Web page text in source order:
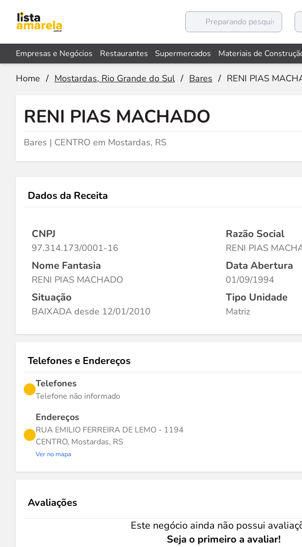
Empresas e Negócios Restaurantes Supermercados Materiais de
Home / Mostardas, Rio Grande do Sul / Bares / RENI PIAS
RENI PIAS MACHADO
Bares | CENTRO em Mostardas, RS
Dados da Receita
CNPJ
97.314.173/0001-16
Razão Social
RENI PIAS
Nome Fantasia
RENI PIAS MACHADO
Data Abertura
01/09/1994
Situação
BAIXADA desde 12/01/2010
Tipo Unidade
Matriz
Telefones e Endereços
Telefones
Telefone não informado
Endereços
RUA EMILIO FERREIRA DE LEMO - 1194
CENTRO, Mostardas, RS
Ver no mapa
Avaliações
Este negócio ainda não possui
Seja o primeiro a avaliar!